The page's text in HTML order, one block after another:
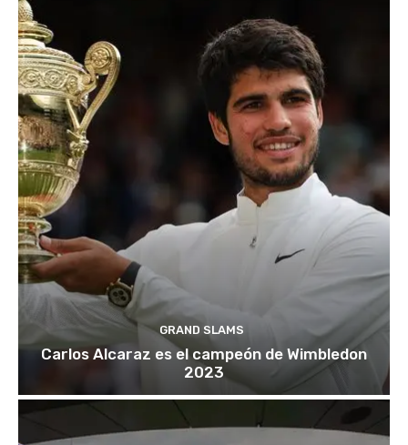
GRAND SLAMS
Carlos Alcaraz es el campeón de Wimbledon
2023